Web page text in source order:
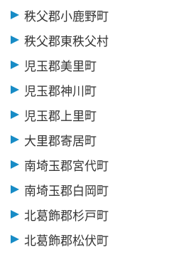
秩父郡小鹿野町
秩父郡東秩父村
児玉郡美里町
児玉郡神川町
児玉郡上里町
大里郡寄居町
南埼玉郡宮代町
南埼玉郡白岡町
北葛飾郡杉戸町
北葛飾郡松伏町